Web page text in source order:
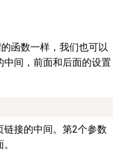
函数一样，我们也可以
间，前面和后面的设置
接的中间。第2个参数